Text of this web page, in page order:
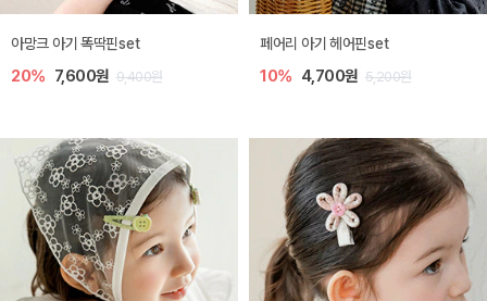
아망크 아기 똑딱핀set
20% 7,600원 9,400원
페어리 아기 헤어핀set
10% 4,700원 5,200원